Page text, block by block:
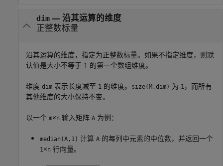
dim— 沿其运算的维度
正整数标量
沿其运算的维度，指定为正整数标量。如果不指定维度，则默
认值是大小不等于 1 的第一个数组维度。
维度 dim 表示长度减至 1 的维度。 size(M,dim) 为 1 ，而所有
其他维度的大小保持不变。
以一个 m×n 输入矩阵 A 为例：
median(A,1) 计算 A 的每列中元素的中位数，并返回一个
1 ×n 行向量。